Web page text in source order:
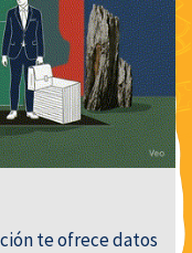
te ofrece datos